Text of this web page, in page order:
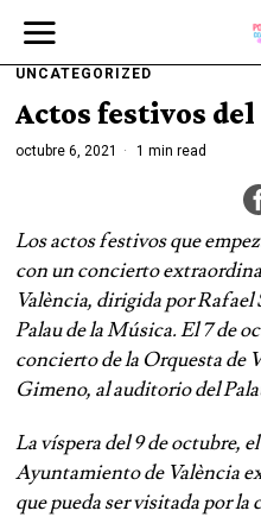
UNCATEGORIZED
Actos festivos del
octubre 6, 2021 1 min read
Los actos festivos que
con un concierto
València, dirigida por Rafael
Palau de la Música. El 7 de
concierto de la Orquesta de
Gimeno, al auditorio del
La víspera del 9 de octubre,
Ayuntamiento de València
que pueda ser visitada por la